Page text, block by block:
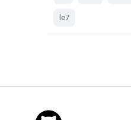
le7